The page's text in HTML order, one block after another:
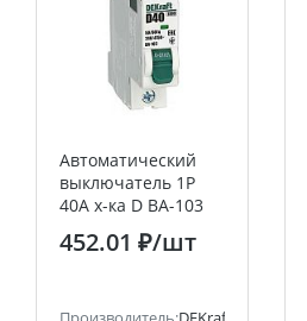
Автоматический
выключатель 1Р
40А х-ка D ВА-103
6кА DEKraft
452.01 ₽/шт